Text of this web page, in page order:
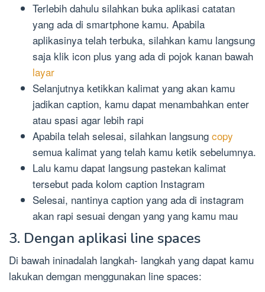
Terlebih dahulu silahkan buka aplikasi catatan
yang ada di smartphone kamu. Apabila
aplikasinya telah terbuka, silahkan kamu langsung
saja klik icon plus yang ada di pojok kanan bawah
layar
Selanjutnya ketikkan kalimat yang akan kamu
jadikan caption, kamu dapat menambahkan enter
atau spasi agar lebih rapi
Apabila telah selesai, silahkan langsung copy
semua kalimat yang telah kamu ketik sebelumnya.
Lalu kamu dapat langsung pastekan kalimat
tersebut pada kolom caption Instagram
Selesai, nantinya caption yang ada di instagram
akan rapi sesuai dengan yang yang kamu mau
3. Dengan aplikasi line spaces
Di bawah ininadalah langkah- langkah yang dapat kamu
lakukan demgan menggunakan line spaces: